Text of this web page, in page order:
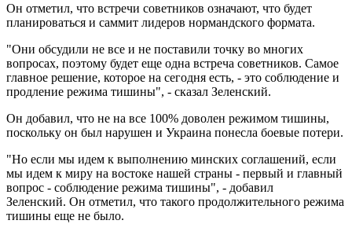
Он отметил, что встречи советников означают, что будет
планироваться и саммит лидеров нормандского формата.
"Они обсудили не все и не поставили точку во многих
вопросах, поэтому будет еще одна встреча советников. Самое
главное решение, которое на сегодня есть, - это соблюдение и
продление режима тишины", - сказал Зеленский.
Он добавил, что не на все 100% доволен режимом тишины,
поскольку он был нарушен и Украина понесла боевые потери.
"Но если мы идем к выполнению минских соглашений, если
мы идем к миру на востоке нашей страны - первый и главный
вопрос - соблюдение режима тишины", - добавил
Зеленский. Он отметил, что такого продолжительного режима
тишины еще не было.